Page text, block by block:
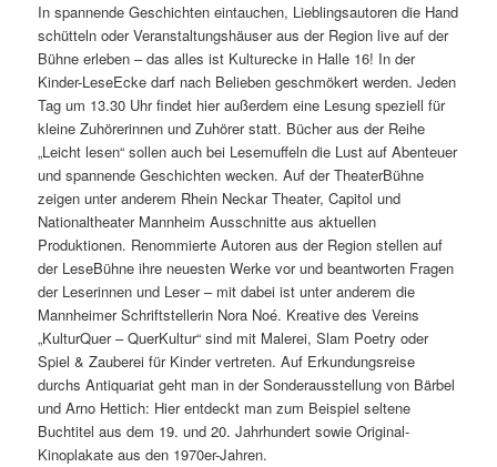
In spannende Geschichten eintauchen, Lieblingsautoren die Hand
schütteln oder Veranstaltungshäuser aus der Region live auf der
Bühne erleben – das alles ist Kulturecke in Halle 16! In der
Kinder-LeseEcke darf nach Belieben geschmökert werden. Jeden
Tag um 13.30 Uhr findet hier außerdem eine Lesung speziell für
kleine Zuhörerinnen und Zuhörer statt. Bücher aus der Reihe
„Leicht lesen“ sollen auch bei Lesemuffeln die Lust auf Abenteuer
und spannende Geschichten wecken. Auf der TheaterBühne
zeigen unter anderem Rhein Neckar Theater, Capitol und
Nationaltheater Mannheim Ausschnitte aus aktuellen
Produktionen. Renommierte Autoren aus der Region stellen auf
der LeseBühne ihre neuesten Werke vor und beantworten Fragen
der Leserinnen und Leser – mit dabei ist unter anderem die
Mannheimer Schriftstellerin Nora Noé. Kreative des Vereins
„KulturQuer – QuerKultur“ sind mit Malerei, Slam Poetry oder
Spiel & Zauberei für Kinder vertreten. Auf Erkundungsreise
durchs Antiquariat geht man in der Sonderausstellung von Bärbel
und Arno Hettich: Hier entdeckt man zum Beispiel seltene
Buchtitel aus dem 19. und 20. Jahrhundert sowie Original-
Kinoplakate aus den 1970er-Jahren.